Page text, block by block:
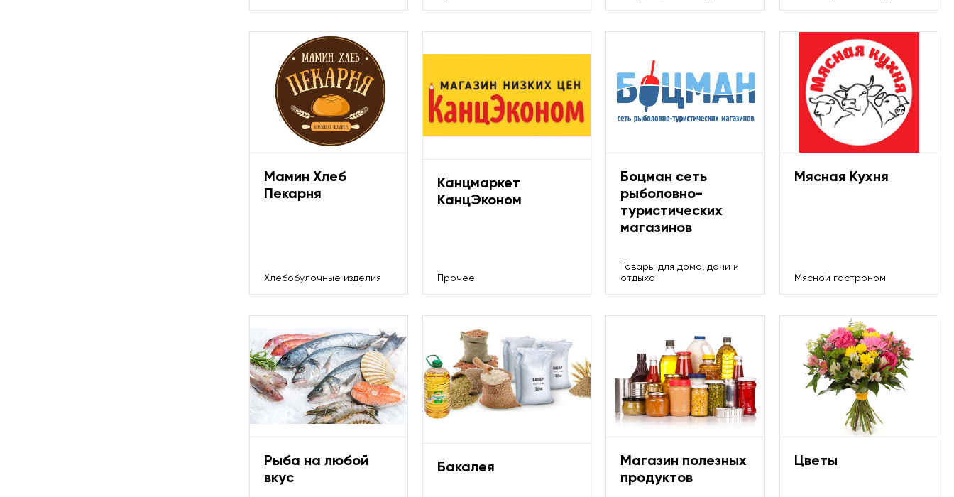
Мамин Хлеб
Пекарня
Хлебобулочные изделия
Канцмаркет
КанцЭконом
Прочее
Боцман сеть
рыболовно-
туристических
магазинов
Товары для дома, дачи и
отдыха
Мясная Кухня
Мясной гастроном
Рыба на любой
вкус
Бакалея
Магазин полезных
продуктов
Цветы